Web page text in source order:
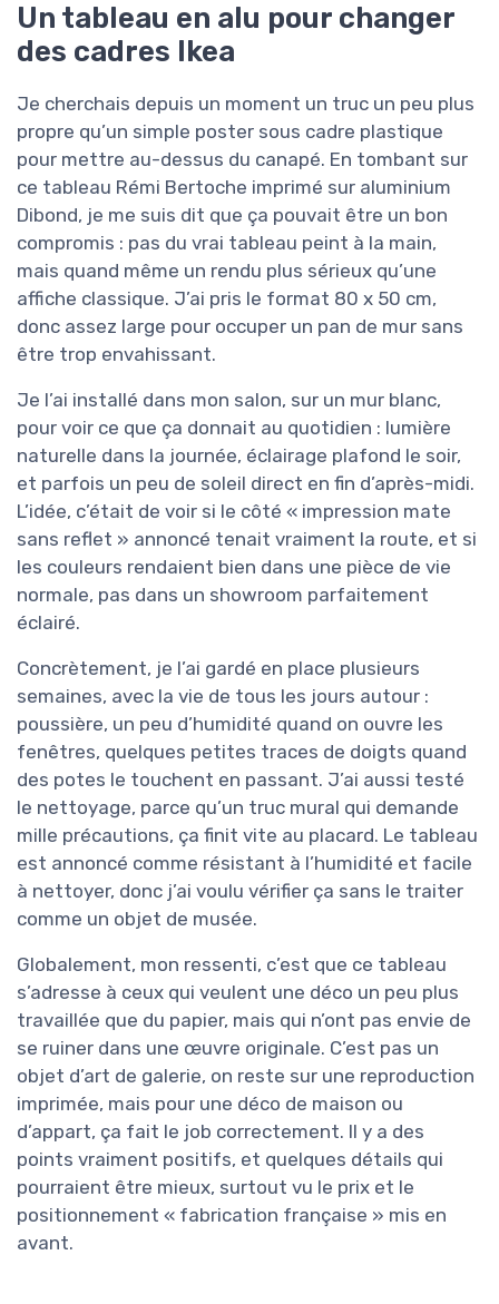
Un tableau en alu pour changer
des cadres Ikea
Je cherchais depuis un moment un truc un peu plus
propre qu’un simple poster sous cadre plastique
pour mettre au-dessus du canapé. En tombant sur
ce tableau Rémi Bertoche imprimé sur aluminium
Dibond, je me suis dit que ça pouvait être un bon
compromis : pas du vrai tableau peint à la main,
mais quand même un rendu plus sérieux qu’une
affiche classique. J’ai pris le format 80 x 50 cm,
donc assez large pour occuper un pan de mur sans
être trop envahissant.
Je l’ai installé dans mon salon, sur un mur blanc,
pour voir ce que ça donnait au quotidien : lumière
naturelle dans la journée, éclairage plafond le soir,
et parfois un peu de soleil direct en fin d’après-midi.
L’idée, c’était de voir si le côté « impression mate
sans reflet » annoncé tenait vraiment la route, et si
les couleurs rendaient bien dans une pièce de vie
normale, pas dans un showroom parfaitement
éclairé.
Concrètement, je l’ai gardé en place plusieurs
semaines, avec la vie de tous les jours autour :
poussière, un peu d’humidité quand on ouvre les
fenêtres, quelques petites traces de doigts quand
des potes le touchent en passant. J’ai aussi testé
le nettoyage, parce qu’un truc mural qui demande
mille précautions, ça finit vite au placard. Le tableau
est annoncé comme résistant à l’humidité et facile
à nettoyer, donc j’ai voulu vérifier ça sans le traiter
comme un objet de musée.
Globalement, mon ressenti, c’est que ce tableau
s’adresse à ceux qui veulent une déco un peu plus
travaillée que du papier, mais qui n’ont pas envie de
se ruiner dans une œuvre originale. C’est pas un
objet d’art de galerie, on reste sur une reproduction
imprimée, mais pour une déco de maison ou
d’appart, ça fait le job correctement. Il y a des
points vraiment positifs, et quelques détails qui
pourraient être mieux, surtout vu le prix et le
positionnement « fabrication française » mis en
avant.